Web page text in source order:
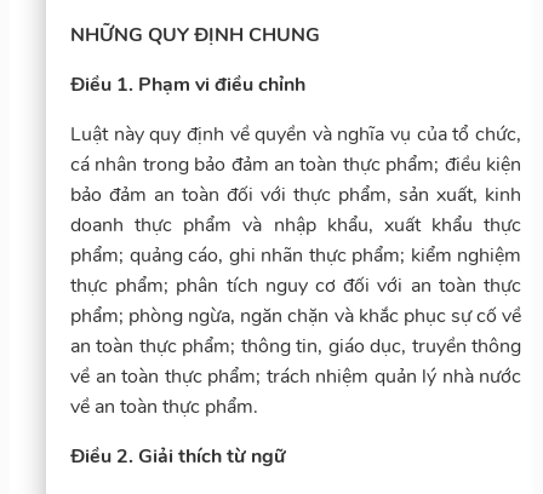
NHỮNG QUY ĐỊNH CHUNG
Điều 1. Phạm vi điều chỉnh
Luật này quy định về quyền và nghĩa vụ của tổ chức,
cá nhân trong bảo đảm an toàn thực phẩm; điều kiện
bảo đảm an toàn đối với thực phẩm, sản xuất, kinh
doanh thực phẩm và nhập khẩu, xuất khẩu thực
phẩm; quảng cáo, ghi nhãn thực phẩm; kiểm nghiệm
thực phẩm; phân tích nguy cơ đối với an toàn thực
phẩm; phòng ngừa, ngăn chặn và khắc phục sự cố về
an toàn thực phẩm; thông tin, giáo dục, truyền thông
về an toàn thực phẩm; trách nhiệm quản lý nhà nước
về an toàn thực phẩm.
Điều 2. Giải thích từ ngữ